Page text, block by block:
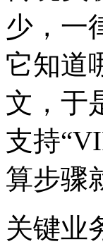
少，
它知道
文，
支持
算步骤
关键业